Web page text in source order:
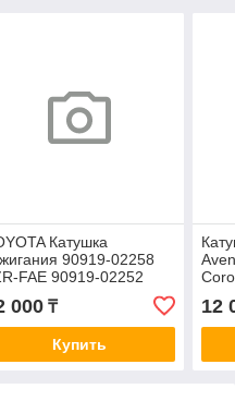
Катушка
90919-02258
FAE 90919-02252
000₸
Купить
12